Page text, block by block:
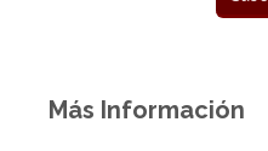
Más Información